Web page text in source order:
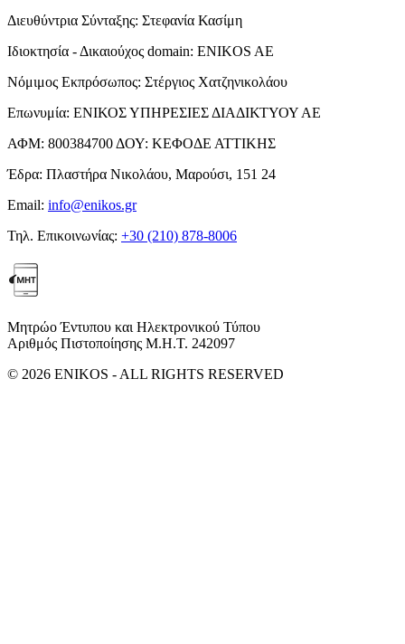
Διευθύντρια Σύνταξης: Στεφανία Κασίμη
Ιδιοκτησία - Δικαιούχος domain: ENIKOS AE
Νόμιμος Εκπρόσωπος: Στέργιος Χατζηνικολάου
Επωνυμία: ΕΝΙΚΟΣ ΥΠΗΡΕΣΙΕΣ ΔΙΑΔΙΚΤΥΟΥ ΑΕ
ΑΦΜ: 800384700 ΔΟΥ: ΚΕΦΟΔΕ ΑΤΤΙΚΗΣ
Έδρα: Πλαστήρα Νικολάου, Μαρούσι, 151 24
Email: info@enikos.gr
Τηλ. Επικοινωνίας: +30 (210) 878-8006
Μητρώο Έντυπου και Ηλεκτρονικού Τύπου
Αριθμός Πιστοποίησης Μ.Η.Τ. 242097
© 2026 ENIKOS - ALL RIGHTS RESERVED